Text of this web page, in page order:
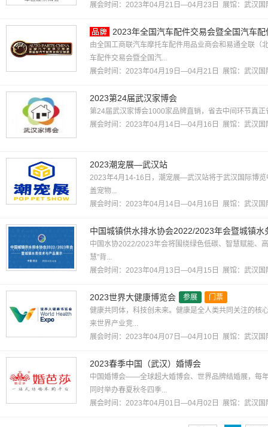
展会时间：2023年04月21日—04月23日 展馆： 武汉国
2023年全国汽车配件交易会暨全国汽车
由全国工商联汽车摩托车配件用品业商会和易通全联（
车配件交易会暨全国汽...
展会时间：2023年04月19日—04月21日 展馆： 武汉国
2023第24届武汉家博会
第24届武汉家博会1000家品牌直销，省去中间环节真
展会时间：2023年04月14日—04月16日 展馆： 武汉国
2023潮宠展—武汉站
2023年4月14-16日，潮宠展—武汉站将于武汉国际博
盖宠物...
展会时间：2023年04月14日—04月16日 展馆： 武汉国
中国城镇供水排水协会2022/2023年会暨城镇水
中国水协2022/2023年会将围绕绿色低碳、智慧赋能、
慧”背...
展会时间：2023年04月13日—04月15日 展馆： 武汉国
2023世界大健康博览会 参展
门票
健康共同体，科技创未来。健康是全人类共同关注的核
来世界产业竞...
展会时间：2023年04月07日—04月10日 展馆： 武汉国
2023春季中国（武汉）婚博会
中国婚博会——全球超大婚博会、世界品牌结婚展，每
同时举办春夏秋冬四季...
展会时间：2023年04月01日—04月02日 展馆： 武汉国